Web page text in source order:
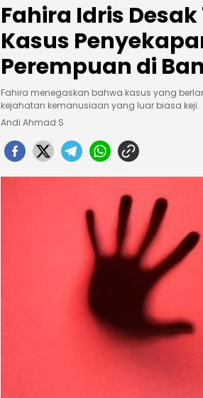
Fahira Idris
Kasus
Perempuan di
Fahira menegaskan bahwa kasus yang
kejahatan kemanusiaan yang luar biasa keji.
Andi Ahmad S